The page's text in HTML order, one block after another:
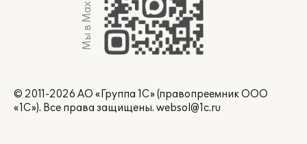
Мы в Max
© 2011-2026 АО «Группа 1С» (правопреемник ООО
«1С»). Все права защищены. websol@1c.ru